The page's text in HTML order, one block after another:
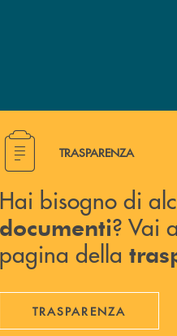
Hai bisogno di alcuni
TRASPARENZA
Hai bisogno di
documenti? Vai
pagina della
TRASPARENZA